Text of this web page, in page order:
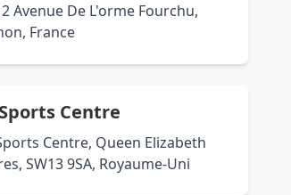
Avenue De L'orme Fourchu,
France
Centre
Centre, Queen Elizabeth
SW13 9SA, Royaume-Uni